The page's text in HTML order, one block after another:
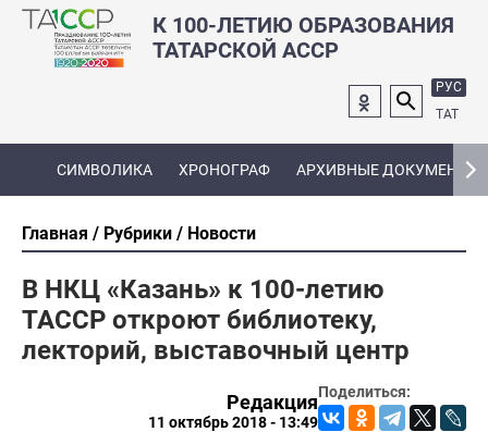
К 100-ЛЕТИЮ ОБРАЗОВАНИЯ
ТАТАРСКОЙ АССР
РУС
ТАТ
СИМВОЛИКА ХРОНОГРАФ АРХИВНЫЕ ДОКУМЕНТЫ
Главная Рубрики Новости
В НКЦ «Казань» к 100-летию
ТАССР откроют библиотеку,
лекторий, выставочный центр
Поделиться:
Редакция
11 октябрь 2018 - 13:49